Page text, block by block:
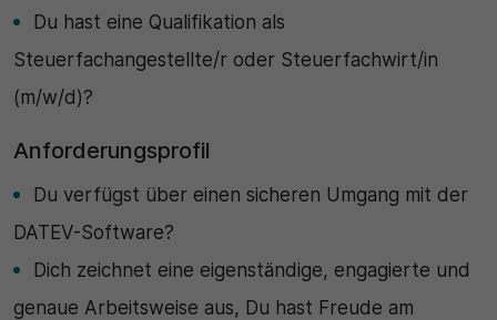
Du hast eine Qualifikation als
Steuerfachangestellte/r oder Steuerfachwirt/in
(m/w/d)?
Anforderungsprofil
Du verfügst über einen sicheren Umgang mit der
DATEV-Software?
Dich zeichnet eine eigenständige, engagierte und
genaue Arbeitsweise aus, Du hast Freude am